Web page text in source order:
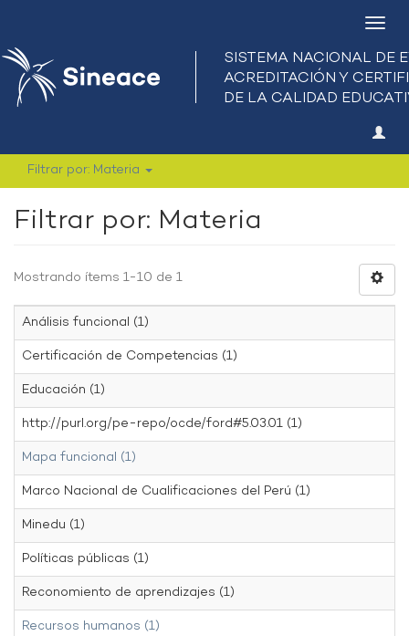
Filtrar por: Materia
Filtrar por: Materia
Mostrando ítems 1-10 de 1
Análisis funcional (1)
Certificación de Competencias (1)
Educación (1)
http://purl.org/pe-repo/ocde/ford#5.03.01 (1)
Mapa funcional (1)
Marco Nacional de Cualificaciones del Perú (1)
Minedu (1)
Políticas públicas (1)
Reconomiento de aprendizajes (1)
Recursos humanos (1)